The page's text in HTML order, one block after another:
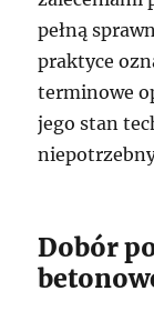
pełną
praktyce
terminowe
jego stan
Dobór